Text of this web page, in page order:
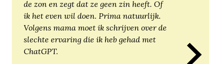
de zon en zegt dat ze geen zin heeft. Of
ik het even wil doen. Prima natuurlijk.
Volgens mama moet ik schrijven over de
slechte ervaring die ik heb gehad met
ChatGPT.